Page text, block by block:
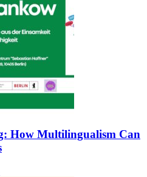
How Multilingualism Can